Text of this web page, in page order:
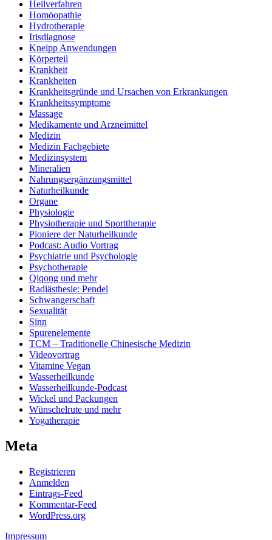
Heilverfahren
Homöopathie
Hydrotherapie
Irisdiagnose
Kneipp Anwendungen
Körperteil
Krankheit
Krankheiten
Krankheitsgründe und Ursachen von Erkrankungen
Krankheitssymptome
Massage
Medikamente und Arzneimittel
Medizin
Medizin Fachgebiete
Medizinsystem
Mineralien
Nahrungsergänzungsmittel
Naturheilkunde
Organe
Physiologie
Physiotherapie und Sporttherapie
Pioniere der Naturheilkunde
Podcast: Audio Vortrag
Psychiatrie und Psychologie
Psychotherapie
Qiqong und mehr
Radiästhesie: Pendel
Schwangerschaft
Sexualität
Sinn
Spurenelemente
TCM – Traditionelle Chinesische Medizin
Videovortrag
Vitamine Vegan
Wasserheilkunde
Wasserheilkunde-Podcast
Wickel und Packungen
Wünschelrute und mehr
Yogatherapie
Meta
Registrieren
Anmelden
Eintrags-Feed
Kommentar-Feed
WordPress.org
Impressum